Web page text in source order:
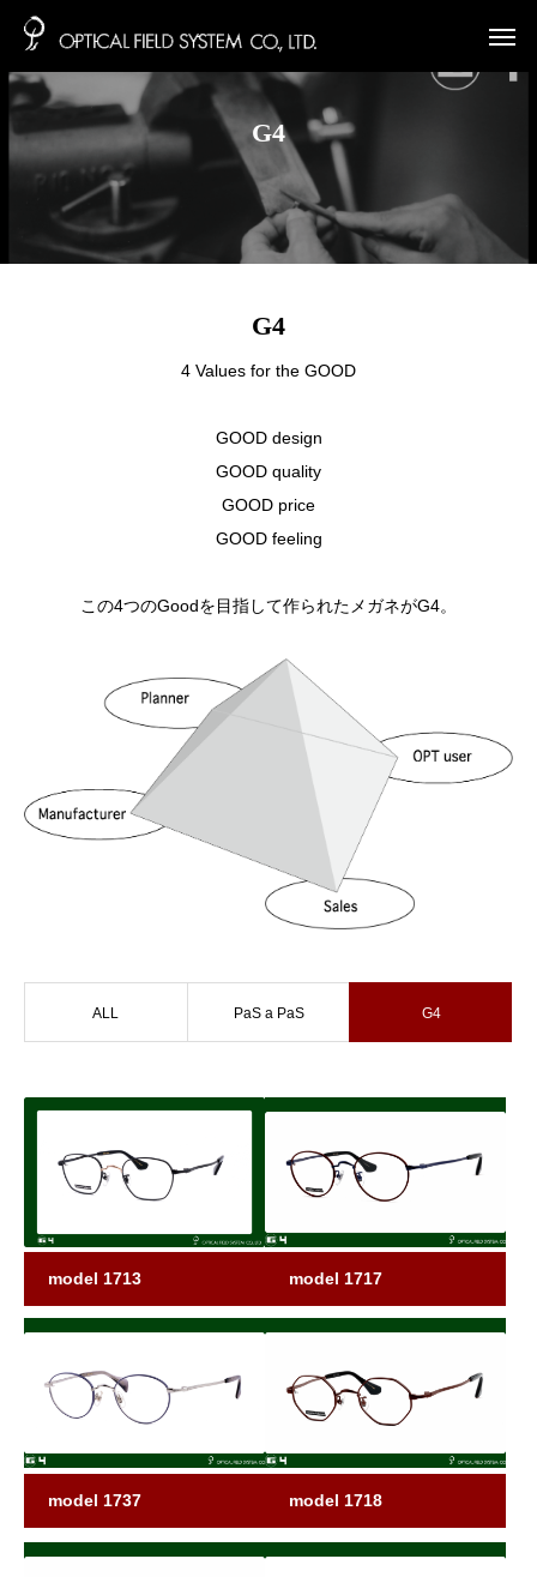
G4
G4
4 Values for the GOOD
GOOD design
GOOD quality
GOOD price
GOOD feeling
この4つのGoodを目指して作られたメガネがG4。
ALL PaS a PaS G4
model 1713 model 1717
model 1737 model 1718